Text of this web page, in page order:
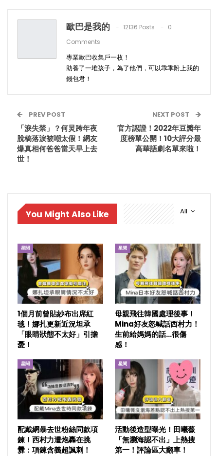
歐巴是我的 12136 Posts
0
Comments
專業歐巴收集戶一枚！
助養了一堆孩子，為了他們，可以乖乖附上我的
錢包君！
PREV POST
「淚失禁」？何炅跨年夜
脫稿落淚被嘲太假！網友
爆真相何爸爸當天早上去
世！
NEXT POST
官方認證！2022年豆瓣年
度榜單公開！10大評分最
高華語劇名單來啦！
All
You Might Also Like
星聞
1個月前曾貼紗布出席紅
毯！娜扎更新近況坦承
「眼睛狀態不太好」引擔
憂！
星聞
母親飛往韓國處理後事！
Mina好友怒喊話西村力！
生前給媽媽的話…很傷
感！
星聞
配戴網暴去世粉絲同款項
鍊！西村力遭炮轟在挑
釁：項鍊含義超諷刺！
星聞
活動後造型曝光！田曦薇
「無瀏海認不出」上熱搜
第一！評論區大翻車！